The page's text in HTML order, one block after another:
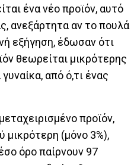
ένα νέο προϊόν, αυτό
ανεξάρτητα αν το πουλά
εξήγηση, έδωσαν ότι
θεωρείται μικρότερης
από ό,τι ένας
προϊόν,
μικρότερη (μόνο 3%),
όρο παίρνουν 97